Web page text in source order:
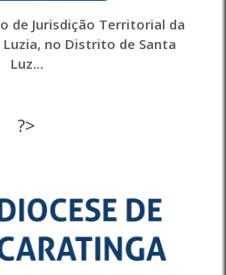
de Jurisdição Territorial da
Luzia, no Distrito de Santa
Luz...
?>